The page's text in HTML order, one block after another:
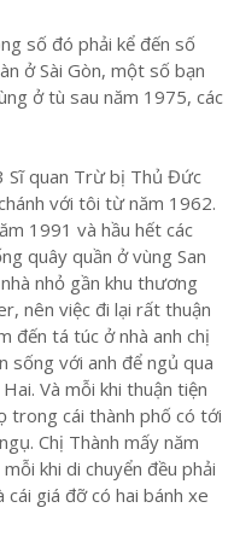
số đó phải kể đến số
ở Sài Gòn, một số bạn
ở tù sau năm 1975, các
Sĩ quan Trừ bị Thủ Đức
với tôi từ năm 1962.
1991 và hầu hết các
quây quần ở vùng San
nhỏ gần khu thương
nên việc đi lại rất thuận
đến tá túc ở nhà anh chị
sống với anh để ngủ qua
Và mỗi khi thuận tiện
trong cái thành phố có tới
Chị Thành mấy năm
khi di chuyển đều phải
giá đỡ có hai bánh xe